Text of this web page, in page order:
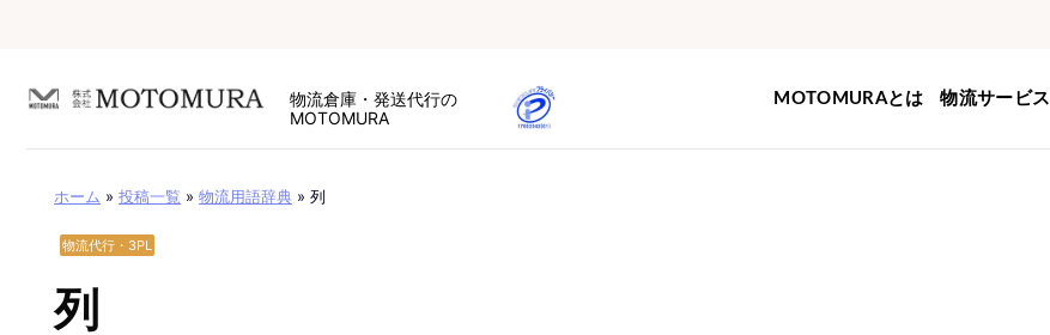
物流倉庫・発送代行の
MOTOMURA
MOTOMURAとは 物流サービス
ホーム » 投稿一覧 » 物流用語辞典 » 列
物流代行・3PL
列